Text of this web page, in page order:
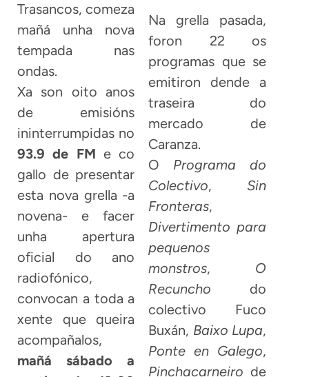
Trasancos, comeza
mañá unha nova
tempada nas
ondas.
Xa son oito anos
de emisións
ininterrumpidas no
93.9 de FM e co
gallo de presentar
esta nova grella -a
novena- e facer
unha apertura
oficial do ano
radiofónico,
convocan a toda a
xente que queira
acompañalos,
mañá sábado a
Na grella pasada,
foron 22 os
programas que se
emitiron dende a
traseira do
mercado de
Caranza.
O Programa do
Colectivo, Sin
Fronteras,
Divertimento para
pequenos
monstros, O
Recuncho do
colectivo Fuco
Buxán, Baixo Lupa,
Ponte en Galego,
Pinchacarneiro de